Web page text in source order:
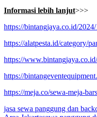
Informasi lebih lanjut>>>
https://bintangjaya.co.id/
https://alatpesta.id/category/
https://
https://
https://meja.co/sewa-meja-
jasa sewa panggung dan